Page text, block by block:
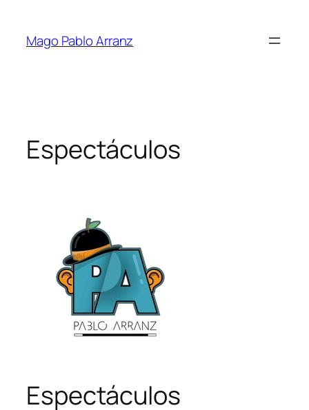
contenido
Mago Pablo Arranz
Espectáculos
Espectáculos